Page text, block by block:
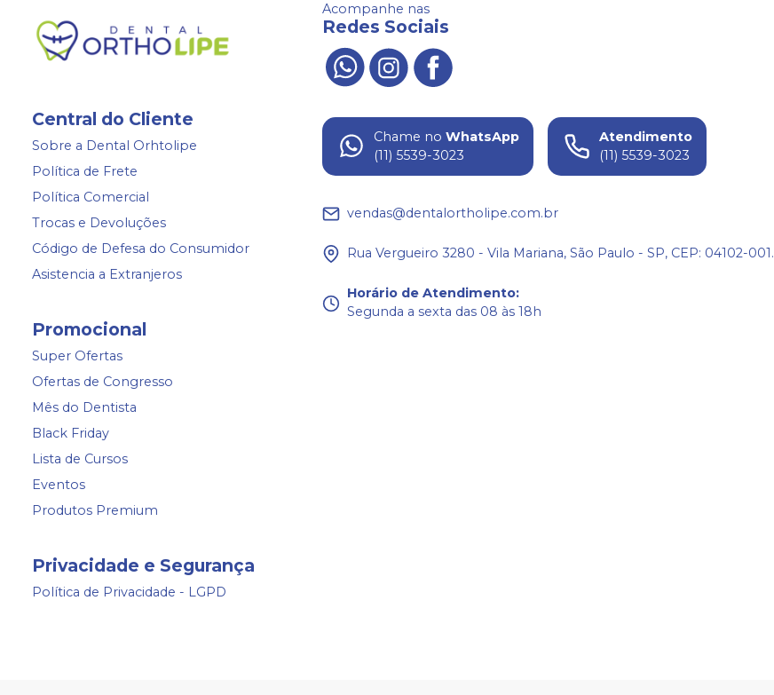
Central do Cliente
Sobre a Dental Orhtolipe
Política de Frete
Política Comercial
Trocas e Devoluções
Código de Defesa do Consumidor
Asistencia a Extranjeros
Promocional
Super Ofertas
Ofertas de Congresso
Mês do Dentista
Black Friday
Lista de Cursos
Eventos
Produtos Premium
Privacidade e Segurança
Política de Privacidade - LGPD
Acompanhe nas
Redes Sociais
Chame no WhatsApp
(11) 5539-3023
Atendimento
(11) 5539-3023
vendas@dentalortholipe.com.br
Rua Vergueiro 3280 - Vila Mariana, São Paulo - SP, CEP: 04102-001.
Horário de Atendimento:
Segunda a sexta das 08 às 18h